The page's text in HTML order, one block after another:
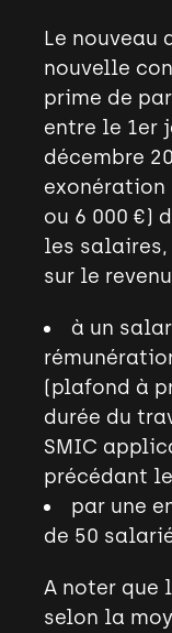
Le
nouvelle
prime de
entre le 1er
décembre
exonération
ou 6 000 €)
les
sur le
à un
(plafond à
durée du
SMIC
précédant
par une
de 50
A noter que
selon la